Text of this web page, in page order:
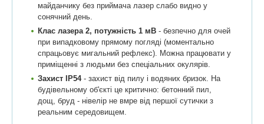
майданчику без приймача лазер слабо видно у
сонячний день.
Клас лазера 2, потужність 1 мВ - безпечно для очей
при випадковому прямому погляді (моментально
спрацьовує мигальний рефлекс). Можна працювати у
приміщенні з людьми без спеціальних окулярів.
Захист IP54- захист від пилу і водяних бризок. На
будівельному об'єкті це критично: бетонний пил,
дощ, бруд - нівелір не вмре від першої сутички з
реальним середовищем.